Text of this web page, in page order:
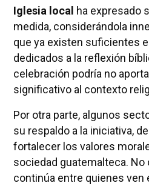
Iglesia local ha expresado
medida, considerándola
que ya existen suficientes
dedicados a la reflexión
celebración podría no
significativo al contexto
Por otra parte, algunos
su respaldo a la iniciativa,
fortalecer los valores
sociedad guatemalteca. No
continúa entre quienes ven